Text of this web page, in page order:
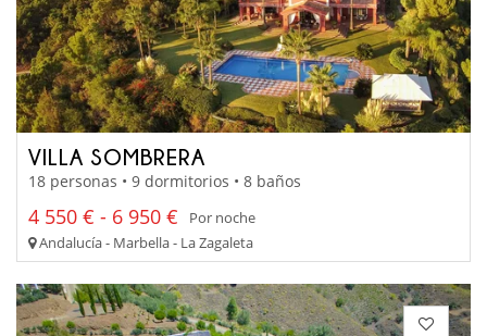
VILLA SOMBRERA
18 personas • 9 dormitorios • 8 baños
4 550 € - 6 950 €
Por noche
Andalucía - Marbella - La Zagaleta